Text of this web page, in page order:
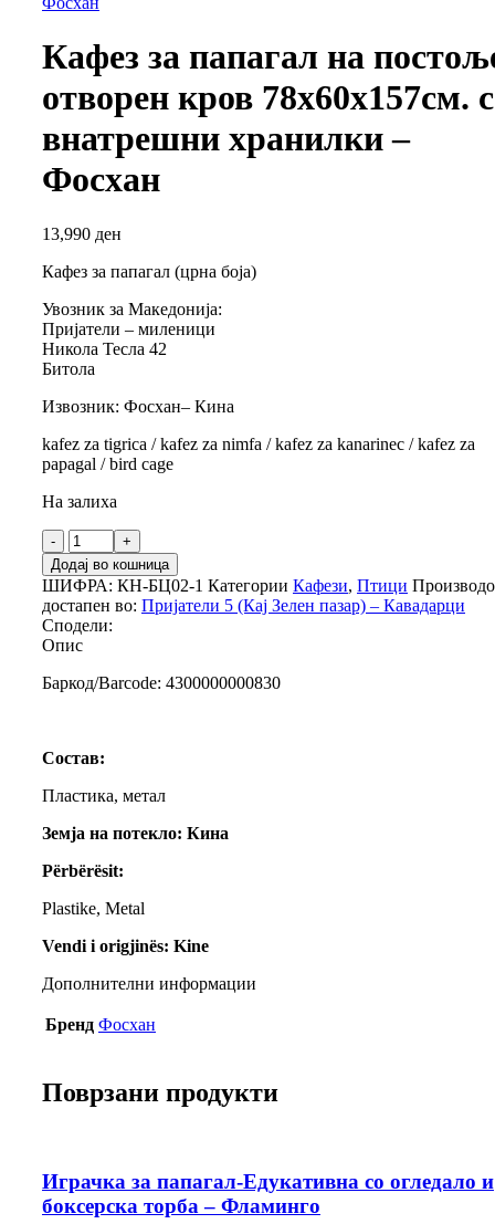
Кафез за папагал на
отворен кров 78х60х157см.
внатрешни хранилки –
Фосхан
13,990 ден
Кафез за папагал (црна боја)
Увозник за Македонија:
Пријатели – миленици
Никола Тесла 42
Битола
Извозник: Фосхан– Кина
kafez za tigrica / kafez za nimfa / kafez za kanarinec / kafez za
papagal / bird cage
На залиха
Додај во кошница
ШИФРА: КН-БЦ02-1 Категории Кафези, Птици
достапен во: Пријатели 5 (Кај Зелен пазар) – Кавадарци
Сподели:
Опис
Баркод/Barcode: 4300000000830
Состав:
Пластика, метал
Земја на потекло: Кина
Përbërësit:
Plastike, Metal
Vendi i origjinës: Kine
Дополнителни информации
Бренд Фосхан
Поврзани продукти
Играчка за папагал-Едукативна со огледало и
боксерска торба – Фламинго